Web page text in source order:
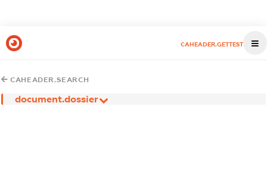
CAHEADER.GETTEST
CAHEADER.SEARCH
document.dossier